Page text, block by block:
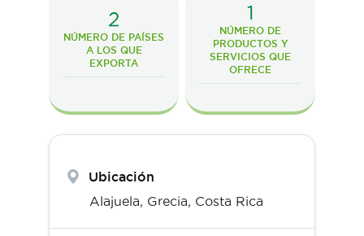
2
NÚMERO DE PAÍSES
A LOS QUE
EXPORTA
1
NÚMERO DE
PRODUCTOS Y
SERVICIOS QUE
OFRECE
Ubicación
Alajuela, Grecia, Costa Rica